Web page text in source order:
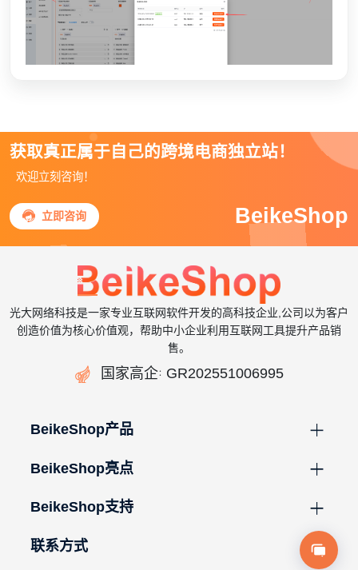
获取真正属于自己的跨境电商独立站！
欢迎立刻咨询！
 立即咨询 BeikeShop
光大网络科技是一家专业互联网软件开发的高科技企业,公司以为客户
创造价值为核心价值观，帮助中小企业利用互联网工具提升产品销
售。
 国家高企： GR202551006995
BeikeShop产品
BeikeShop亮点
BeikeShop支持
联系方式